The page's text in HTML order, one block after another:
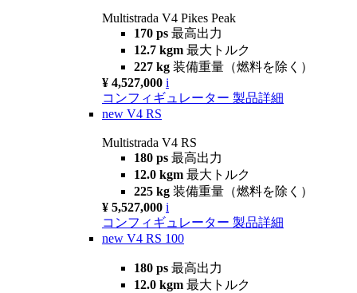
Multistrada V4 Pikes Peak
170 ps 最高出力
12.7 kgm 最大トルク
227 kg 装備重量（燃料を除く）
¥ 4,527,000 i
コンフィギュレーター 製品詳細
new V4 RS
Multistrada V4 RS
180 ps 最高出力
12.0 kgm 最大トルク
225 kg 装備重量（燃料を除く）
¥ 5,527,000 i
コンフィギュレーター 製品詳細
new V4 RS 100
180 ps 最高出力
12.0 kgm 最大トルク